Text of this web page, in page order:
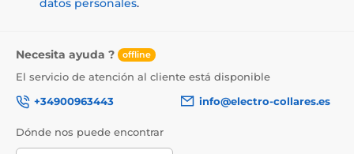
Necesita ayuda ? offline
El servicio de atención al cliente está disponible
+34900963443
info@electro-collares.es
Dónde nos puede encontrar